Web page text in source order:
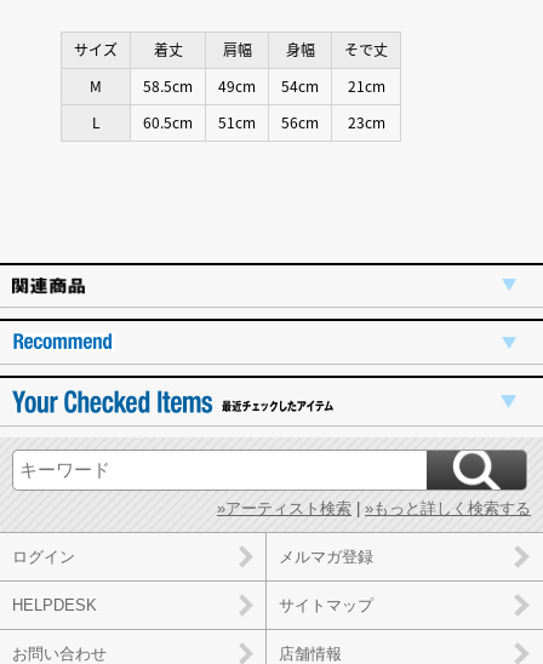
サイズ 着丈 肩幅 身幅
そで丈
M
58.5cm 49cm 54cm
21cm
L
60.5cm 51cm 56cm 23cm
»アーティスト検索 | »もっと詳しく検索する
ログイン メルマガ登録
HELPDESK サイトマップ
お問い合わせ 店舗情報